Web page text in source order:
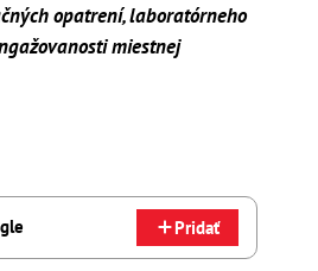
opatrení, laboratórneho
miestnej
Pridať